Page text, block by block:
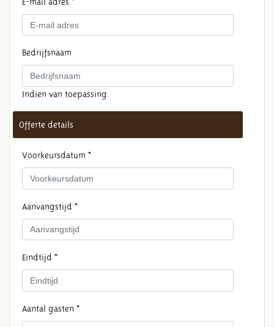
Bedrijfsnaam
Indien van toepassing
Offerte details
Voorkeursdatum *
Aanvangstijd *
Eindtijd *
Aantal gasten *